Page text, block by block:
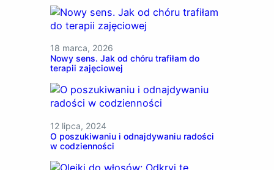
18 marca, 2026
Nowy sens. Jak od chóru trafiłam do
terapii zajęciowej
12 lipca, 2024
O poszukiwaniu i odnajdywaniu radości
w codzienności